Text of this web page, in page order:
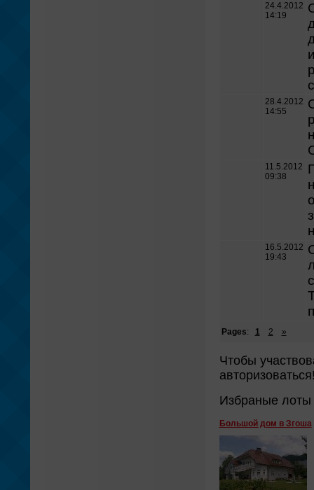
24.4.2012
14:19
28.4.2012
14:55
11.5.2012
09:38
16.5.2012
19:43
Pages: 1 2 »
Чтобы
Избраные
Большой дом в Згоша